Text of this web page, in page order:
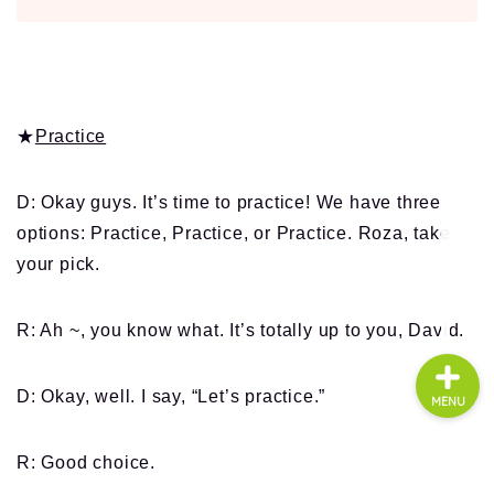
★ Practice
D: Okay guys. It’s time to practice! We have three
options: Practice, Practice, or Practice. Roza, take
your pick.
R: Ah ~, you know what. It’s totally up to you, David.
D: Okay, well. I say, “Let’s practice.”
R: Good choice.
MENU
よくある質問